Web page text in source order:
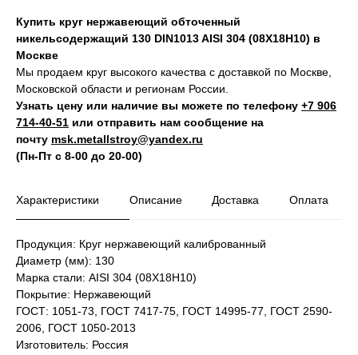
Купить круг нержавеющий обточенный
никельсодержащий 130 DIN1013 AISI 304 (08Х18Н10) в
Москве
Мы продаем круг высокого качества с доставкой по Москве,
Московской области и регионам России.
Узнать цену или наличие вы можете по телефону +7 906
714‑40-51 или отправить нам сообщение на
почту msk.metallstroy@yandex.ru
(Пн-Пт с 8-00 до 20-00)
Характеристики Описание Доставка Оплата
Продукция: Круг нержавеющий калиброванный
Диаметр (мм): 130
Марка стали: AISI 304 (08Х18Н10)
Покрытие: Нержавеющий
ГОСТ: 1051-73, ГОСТ 7417-75, ГОСТ 14995-77, ГОСТ 2590-
2006, ГОСТ 1050-2013
Изготовитель: Россия